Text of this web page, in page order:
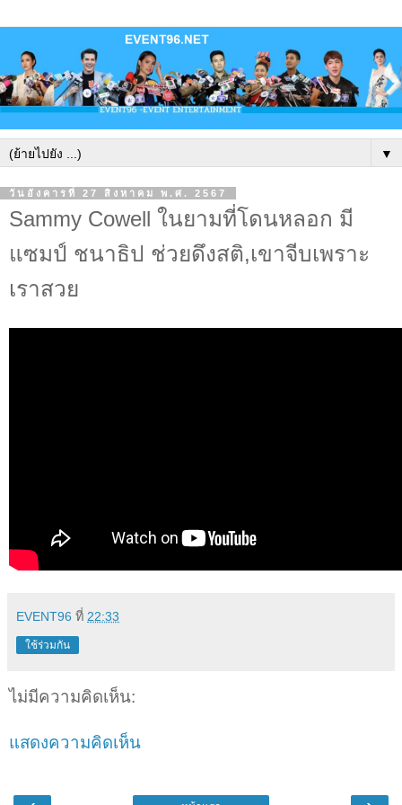
▼
วันอังคารที่ 27 สิงหาคม พ.ศ. 2567
Sammy Cowell ในยามที่โดนหลอก มี
แซมป์ ชนาธิป ช่วยดึงสติ,เขาจีบเพราะ
เราสวย
EVENT96 ที่ 22:33
ใช้ร่วมกัน
ไม่มีความคิดเห็น:
แสดงความคิดเห็น